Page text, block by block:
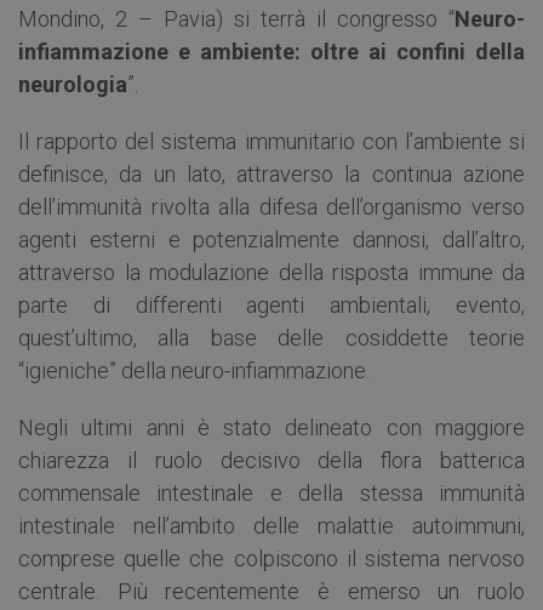
Mondino, 2 – Pavia) si terrà il congresso “Neuro-
infiammazione e ambiente: oltre ai confini della
neurologia”.
Il rapporto del sistema immunitario con l’ambiente si
definisce, da un lato, attraverso la continua azione
dell’immunità rivolta alla difesa dell’organismo verso
agenti esterni e potenzialmente dannosi, dall’altro,
attraverso la modulazione della risposta immune da
parte di differenti agenti ambientali, evento,
quest’ultimo, alla base delle cosiddette teorie
“igieniche” della neuro-infiammazione.
Negli ultimi anni è stato delineato con maggiore
chiarezza il ruolo decisivo della flora batterica
commensale intestinale e della stessa immunità
intestinale nell’ambito delle malattie autoimmuni,
comprese quelle che colpiscono il sistema nervoso
centrale. Più recentemente è emerso un ruolo